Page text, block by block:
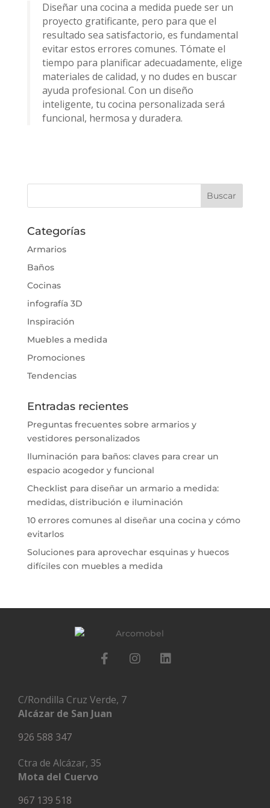
Diseñar una cocina a medida puede ser un
proyecto gratificante, pero para que el
resultado sea satisfactorio, es fundamental
evitar estos errores comunes. Tómate el
tiempo para planificar adecuadamente, elige
materiales de calidad, y no dudes en buscar
ayuda profesional. Con un diseño
inteligente, tu cocina personalizada será
funcional, hermosa y duradera.
Categorías
Armarios
Baños
Cocinas
infografía 3D
Inspiración
Muebles a medida
Promociones
Tendencias
Entradas recientes
Preguntas frecuentes sobre armarios y
vestidores personalizados
Iluminación para baños: claves para crear un
espacio acogedor y funcional
Checklist para diseñar un armario a medida:
medidas, distribución e iluminación
10 errores comunes al diseñar una cocina y cómo
evitarlos
Soluciones para aprovechar esquinas y huecos
difíciles con muebles a medida
C/Rondilla Cruz Verde, 7
Alcázar de San Juan
926 588 347
Ctra de Alcázar, 35
Mota del Cuervo
967 139 518